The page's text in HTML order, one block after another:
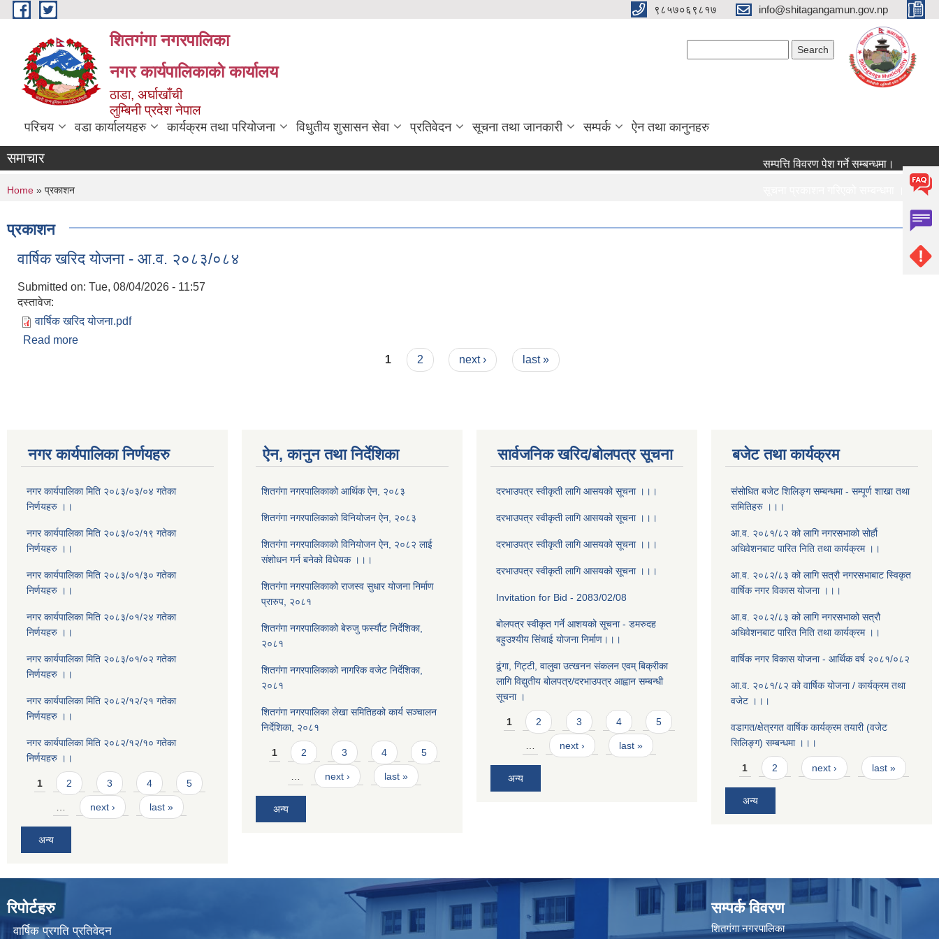
Skip to main content ९८५७०६९८१७ info@shitagangamun.gov.np
शितगंगा नगरपालिका
नगर कार्यपालिकाकाे कार्यालय
ठाडा, अर्घाखाँची
लुम्बिनी प्रदेश नेपाल
परिचय वडा कार्यालयहरु कार्यक्रम तथा परियोजना विधुतीय शुसासन सेवा प्रतिवेदन सूचना तथा जानकारी सम्पर्क ऐन तथा कानुनहरु
समाचार सम्पत्ति विवरण पेश गर्ने सम्बन्धमा।
सामाजिक सुरक्षा भत्ता नविकरण सम्बन्धी सूचना
You are here
Home » प्रकाशन
प्रकाशन
वार्षिक खरिद योजना - आ.व. २०८३/०८४
Submitted on: Tue, 08/04/2026 - 11:57
दस्तावेज:
वार्षिक खरिद योजना.pdf
Read more
1 2 next › last »
नगर कार्यपालिका निर्णयहरु
नगर कार्यपालिका मिति २०८३/०३/०४ गतेका
निर्णयहरु ।।
नगर कार्यपालिका मिति २०८३/०२/१९ गतेका
निर्णयहरु ।।
नगर कार्यपालिका मिति २०८३/०१/३० गतेका
निर्णयहरु ।।
नगर कार्यपालिका मिति २०८३/०१/२४ गतेका
निर्णयहरु ।।
नगर कार्यपालिका मिति २०८३/०१/०२ गतेका
निर्णयहरु ।।
नगर कार्यपालिका मिति २०८२/१२/२१ गतेका
निर्णयहरु ।।
नगर कार्यपालिका मिति २०८२/१२/१० गतेका
निर्णयहरु ।।
Pages
1 2 3 4 5
next › last »
अन्य
ऐन, कानुन तथा निर्देशिका
शितगंगा नगरपालिकाको आर्थिक ऐन, २०८३
शितगंगा नगरपालिकाको विनियोजन ऐन, २०८३
शितगंगा नगरपालिकाको विनियोजन ऐन, २०८२ लाई
संशोधन गर्न बनेको विधेयक ।।।
शितगंगा नगरपालिकाको राजस्व सुधार योजना निर्माण
प्रारुप, २०८१
शितगंगा नगरपालिकाको बेरुजु फर्स्यौट निर्देशिका,
२०८१
शितगंगा नगरपालिकाको नागरिक वजेट निर्देशिका,
२०८१
शितगंगा नगरपालिका लेखा समितिहको कार्य सञ्चालन
निर्देशिका, २०८१
Pages
1 2 3 4 5
next › last »
अन्य
सार्वजनिक खरिद/बोलपत्र सूचना
दरभाउपत्र स्वीकृती लागि आसयको सूचना ।।।
दरभाउपत्र स्वीकृती लागि आसयको सूचना ।।।
दरभाउपत्र स्वीकृती लागि आसयको सूचना ।।।
दरभाउपत्र स्वीकृती लागि आसयको सूचना ।।।
Invitation for Bid - 2083/02/08
बोलपत्र स्वीकृत गर्ने आशयको सूचना - डमरुदह
बहुउश्यीय सिंचाई योजना निर्माण।।।
ढूंगा, गिट्टी, वालुवा उत्खनन संकलन एवम् बिक्रीका
लागि विद्युतीय बोलपत्र/दरभाउपत्र आह्वान सम्बन्धी
सूचना ।
Pages
1 2 3 4 5
next › last »
अन्य
बजेट तथा कार्यक्रम
संसोधित बजेट शिलिङ्ग सम्बन्धमा - सम्पूर्ण शाखा तथा
समितिहरु ।।।
आ.व. २०८१/८२ को लागि नगरसभाको सोर्हौ
अधिवेशनबाट पारित निति तथा कार्यक्रम ।।
आ.व. २०८२/८३ को लागि सत्रौ नगरसभाबाट स्विकृत
वार्षिक नगर विकास योजना ।।।
आ.व. २०८२/८३ को लागि नगरसभाको सत्रौ
अधिवेशनबाट पारित निति तथा कार्यक्रम ।।
वार्षिक नगर विकास योजना - आर्थिक वर्ष २०८१/०८२
आ.व. २०८१/८२ को वार्षिक योजना / कार्यक्रम तथा
वजेट ।।।
वडागत/क्षेत्रगत वार्षिक कार्यक्रम तयारी (वजेट
सिलिङ्ग) सम्बन्धमा ।।।
Pages
1 2 next › last »
अन्य
रिपोर्टहरु
वार्षिक प्रगति प्रतिवेदन
सम्पर्क विवरण
शितगंगा नगरपालिका